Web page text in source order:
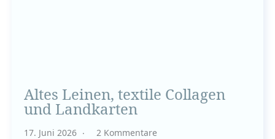
Altes Leinen, textile Collagen
und Landkarten
17. Juni 2026 2 Kommentare